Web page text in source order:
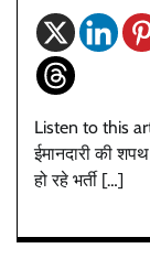
Listen to this
ईमानदारी की
हो रहे भर्ती […]